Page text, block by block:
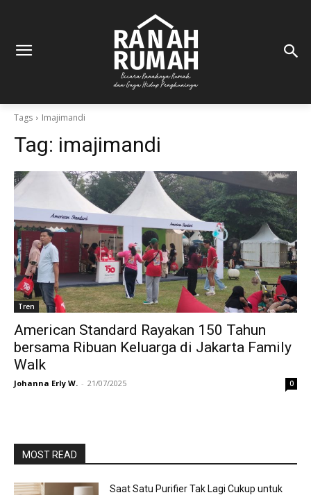
Tags Imajimandi
Tag: imajimandi
Tren
American Standard Rayakan 150 Tahun
bersama Ribuan Keluarga di Jakarta Family
Walk
Johanna Erly W. - 21/07/2025 0
MOST READ
Saat Satu Purifier Tak Lagi Cukup untuk